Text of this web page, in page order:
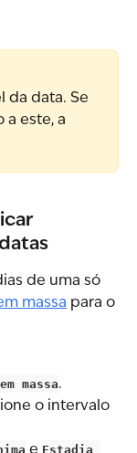
da data. Se
a este, a
de uma só
massa para o
massa.
o intervalo
Estadia